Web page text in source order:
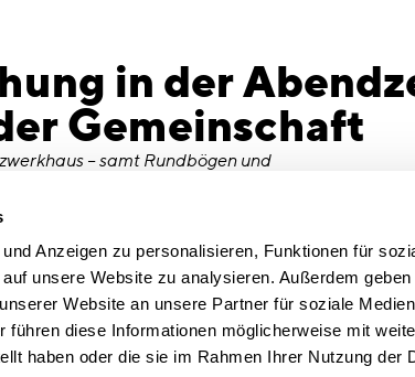
Anzeigen zu personalisieren, Funktionen für
unsere Website zu analysieren. Außerdem geben
Website an unsere Partner für soziale
führen diese Informationen möglicherweise mit
haben oder die sie im Rahmen Ihrer Nutzung der
in der
Gemeinschaft
– samt Rundbögen und
Idee. Nach dem Comn
Progress gemeinsam mit CSMM
Gebäude, das „Arbeiten in
„Heute geht es um Austausch,
Das ist New Work weitergedacht: